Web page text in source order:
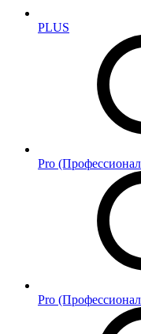
PLUS
Pro
Pro